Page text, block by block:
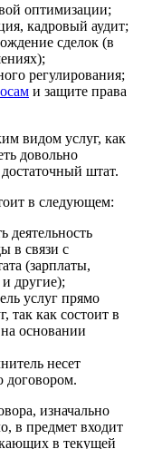
оптимизации;
кадровый аудит;
сделок (в
регулирования;
и защите права
видом услуг, как
довольно
штат.
в следующем:
деятельность
в связи с
(зарплаты,
другие);
услуг прямо
так как состоит в
основании
несет
договором.
изначально
в предмет входит
в текущей